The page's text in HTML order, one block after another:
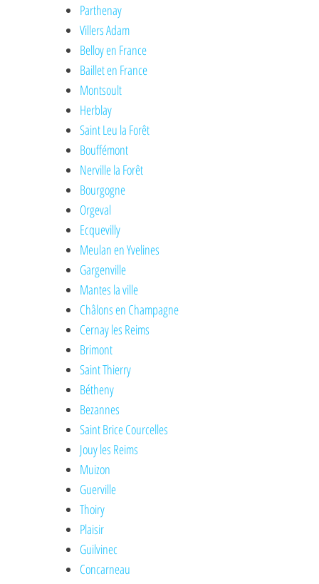
Parthenay
Villers Adam
Belloy en France
Baillet en France
Montsoult
Herblay
Saint Leu la Forêt
Bouffémont
Nerville la Forêt
Bourgogne
Orgeval
Ecquevilly
Meulan en Yvelines
Gargenville
Mantes la ville
Châlons en Champagne
Cernay les Reims
Brimont
Saint Thierry
Bétheny
Bezannes
Saint Brice Courcelles
Jouy les Reims
Muizon
Guerville
Thoiry
Plaisir
Guilvinec
Concarneau